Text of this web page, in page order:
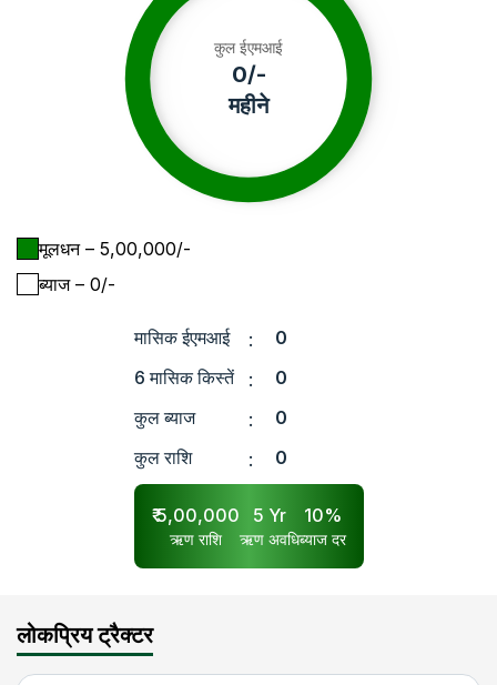
कुल ईएमआई
0/-
महीने
मूलधन– ₹ 5,00,000/-
ब्याज– ₹ 0/-
मासिक ईएमआई :
0
6 मासिक किस्तें
:
0
कुल ब्याज
:
0
कुल राशि
: 0
₹5,00,000
ऋण राशि
5 Yr
ऋण अवधि
10%
ब्याज दर
लोकप्रिय ट्रैक्टर